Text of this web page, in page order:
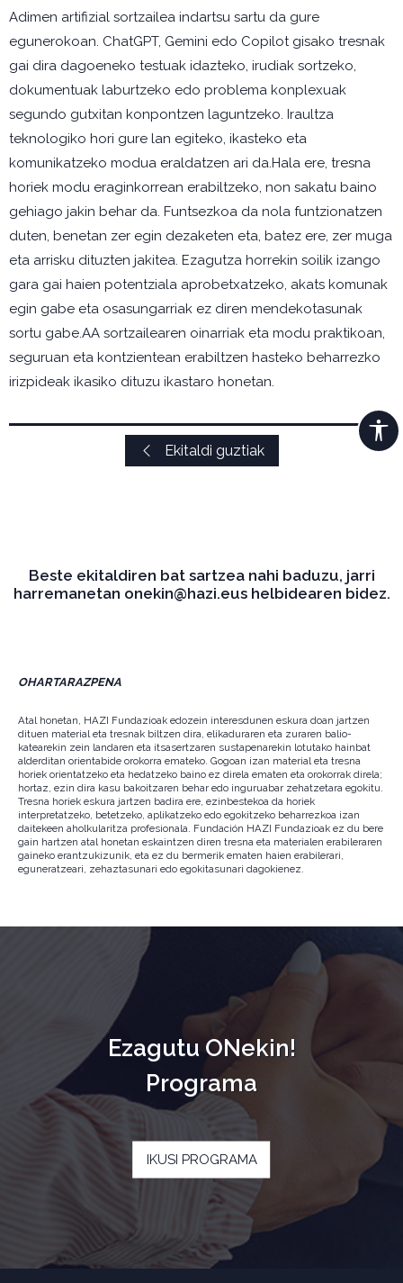
Adimen artifizial sortzailea indartsu sartu da gure
egunerokoan. ChatGPT, Gemini edo Copilot gisako tresnak
gai dira dagoeneko testuak idazteko, irudiak sortzeko,
dokumentuak laburtzeko edo problema konplexuak
segundo gutxitan konpontzen laguntzeko. Iraultza
teknologiko hori gure lan egiteko, ikasteko eta
komunikatzeko modua eraldatzen ari da.Hala ere, tresna
horiek modu eraginkorrean erabiltzeko, non sakatu baino
gehiago jakin behar da. Funtsezkoa da nola funtzionatzen
duten, benetan zer egin dezaketen eta, batez ere, zer muga
eta arrisku dituzten jakitea. Ezagutza horrekin soilik izango
gara gai haien potentziala aprobetxatzeko, akats komunak
egin gabe eta osasungarriak ez diren mendekotasunak
sortu gabe.AA sortzailearen oinarriak eta modu praktikoan,
seguruan eta kontzientean erabiltzen hasteko beharrezko
irizpideak ikasiko dituzu ikastaro honetan.
Ekitaldi guztiak
Beste ekitaldiren bat sartzea nahi baduzu, jarri
harremanetan onekin@hazi.eus helbidearen bidez.
OHARTARAZPENA
Atal honetan, HAZI Fundazioak edozein interesdunen eskura doan jartzen
dituen material eta tresnak biltzen dira, elikaduraren eta zuraren balio-
katearekin zein landaren eta itsasertzaren sustapenarekin lotutako hainbat
alderditan orientabide orokorra emateko. Gogoan izan material eta tresna
horiek orientatzeko eta hedatzeko baino ez direla ematen eta orokorrak direla;
hortaz, ezin dira kasu bakoitzaren behar edo inguruabar zehatzetara egokitu.
Tresna horiek eskura jartzen badira ere, ezinbestekoa da horiek
interpretatzeko, betetzeko, aplikatzeko edo egokitzeko beharrezkoa izan
daitekeen aholkularitza profesionala. Fundación HAZI Fundazioak ez du bere
gain hartzen atal honetan eskaintzen diren tresna eta materialen erabileraren
gaineko erantzukizunik, eta ez du bermerik ematen haien erabilerari,
eguneratzeari, zehaztasunari edo egokitasunari dagokienez.
Ezagutu ONekin!
Programa
IKUSI PROGRAMA